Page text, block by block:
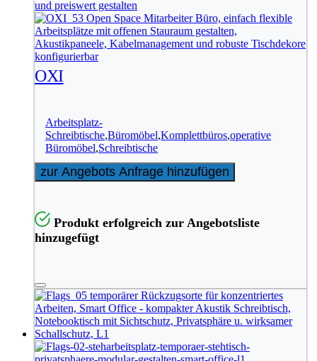
OXI
Arbeitsplatz-
Schreibtische,Büromöbel,Komplettbüros,operative
Büromöbel,Schreibtische
zur Angebots Anfrage hinzufügen
Produkt erfolgreich zur Angebotsliste
hinzugefügt